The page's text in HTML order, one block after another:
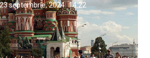
23 septembrie, 2024 14:22